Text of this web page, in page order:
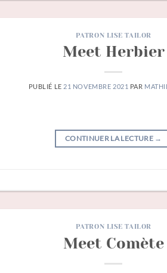
PATRON LISE TAILOR
Meet Herbier
PUBLIÉ LE 21 NOVEMBRE 2021 PAR
CONTINUER LA LECTURE →
PATRON LISE TAILOR
Meet Comète